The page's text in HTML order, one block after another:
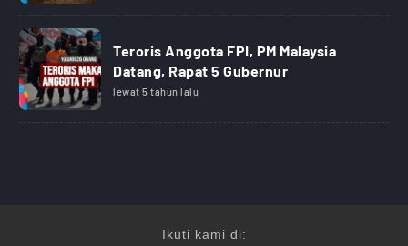
Teroris Anggota FPI, PM Malaysia
Datang, Rapat 5 Gubernur
lewat 5 tahun lalu
Ikuti kami di: